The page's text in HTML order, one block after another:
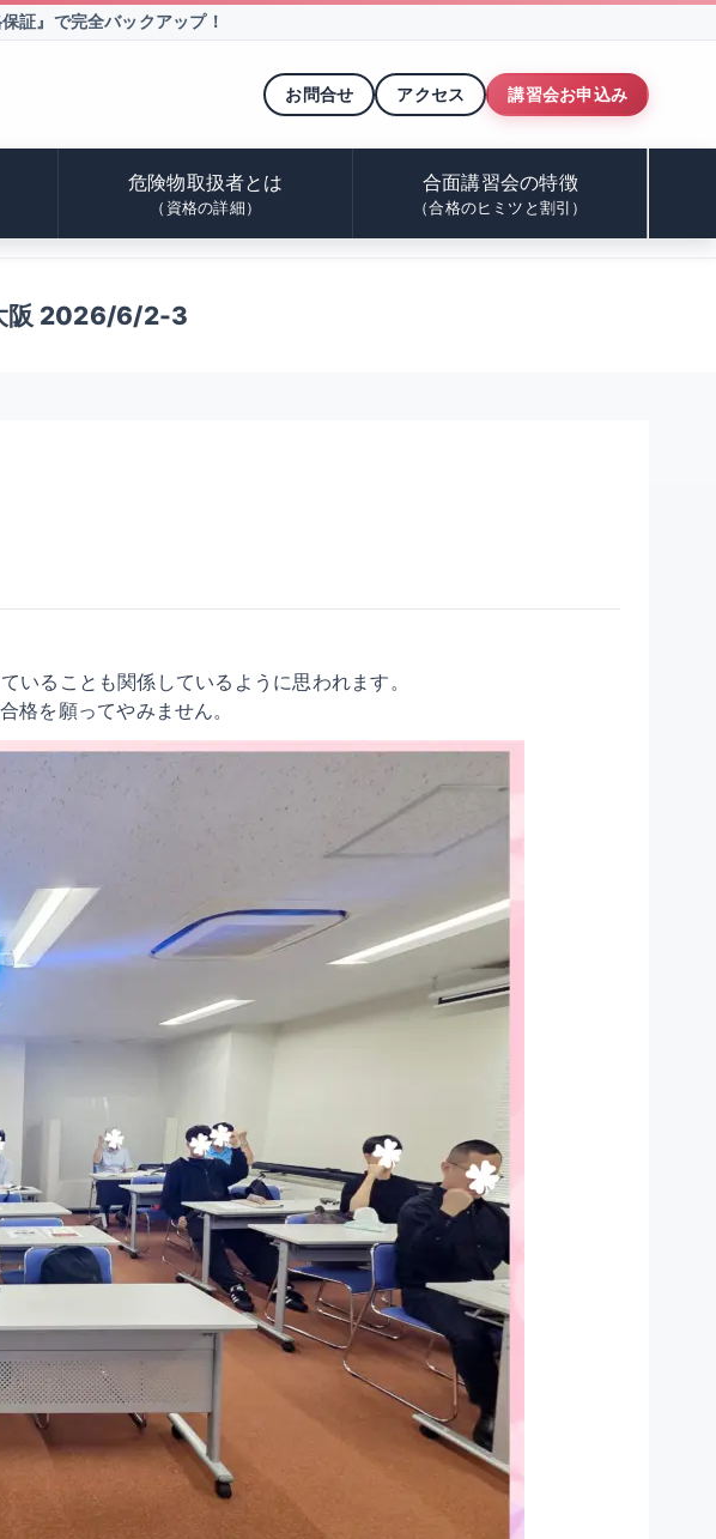
証』で完全バックアップ！
お問合せ アクセス 講習会お申込み
危険物取扱者とは
（資格の詳細）
合面講習会の特徴
（合格のヒミツと割引）
阪 2026/6/2-3
ることも関係しているように思われます。
格を願ってやみません。